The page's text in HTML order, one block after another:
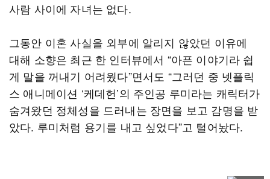
사람 사이에 자녀는 없다.
그동안 이혼 사실을 외부에 알리지 않았던 이유에
대해 소향은 최근 한 인터뷰에서 “아픈 이야기라 쉽
게 말을 꺼내기 어려웠다”면서도 “그러던 중 넷플릭
스 애니메이션 ‘케데헌’의 주인공 루미라는 캐릭터가
숨겨왔던 정체성을 드러내는 장면을 보고 감명을 받
았다. 루미처럼 용기를 내고 싶었다”고 털어놨다.